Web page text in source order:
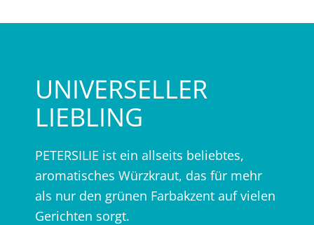
UNIVERSELLER
LIEBLING
PETERSILIE ist ein allseits beliebtes,
aromatisches Würzkraut, das für mehr
als nur den grünen Farbakzent auf vielen
Gerichten sorgt.